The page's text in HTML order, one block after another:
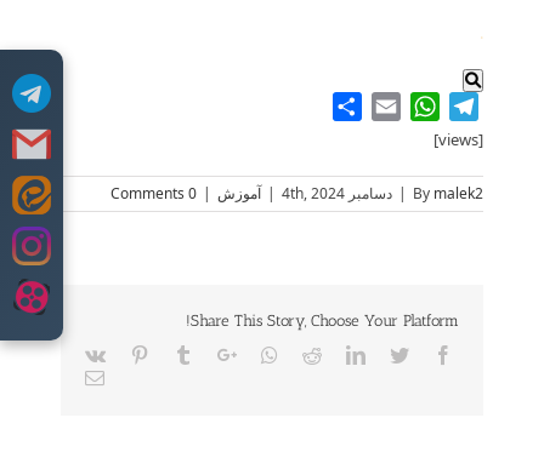
Skip
.
Telegram
WhatsApp
Email
[views]
By malek2
| دسامبر 4th, 2024 | آموزش |
0 Comments
Share This Story, Choose Your Platform!
Facebook
Twitter
LinkedIn
Reddit
Whatsapp
Google+
Tumblr
Pinterest
Vk
Email